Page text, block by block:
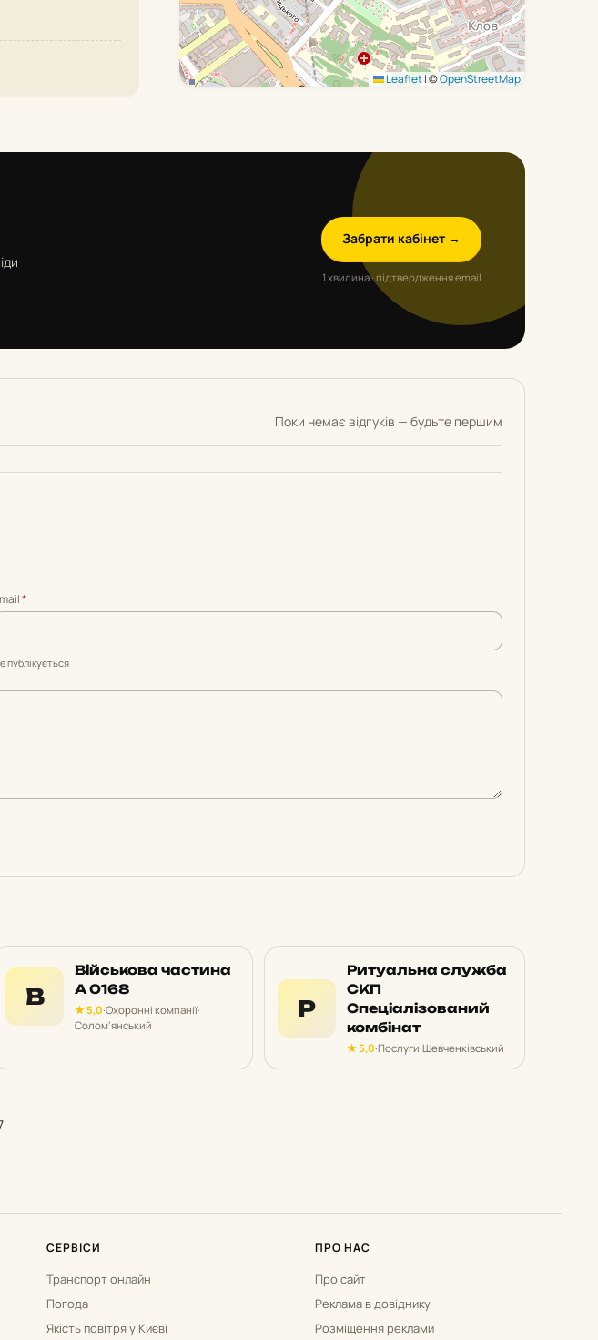
Leaflet|©OpenStreetMap
Забрати кабінет →
1 хвилина · підтвердження email
Поки немає відгуків — будьте першим
*
публікується
В
Військова частина
А 0168
★ 5,0·Охоронні компанії·
Солом’янський
Р
Ритуальна служба
СКП
Спеціалізований
комбінат
★ 5,0·Послуги·Шевченківський
СЕРВІСИ
Транспорт онлайн
Погода
Якість повітря у Києві
ПРО НАС
Про сайт
Реклама в довіднику
Розміщення реклами